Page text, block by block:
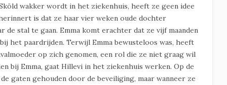
wakker wordt in het ziekenhuis, heeft ze geen idee
is dat ze haar vier weken oude dochter
stal te gaan. Emma komt erachter dat ze vijf maanden
het paardrijden. Terwijl Emma bewusteloos was, heeft
op zich genomen, een rol die ze niet graag wil
bij Emma, gaat Hillevi in het ziekenhuis werken. Op de
gaten gehouden door de beveiliging, maar wanneer ze